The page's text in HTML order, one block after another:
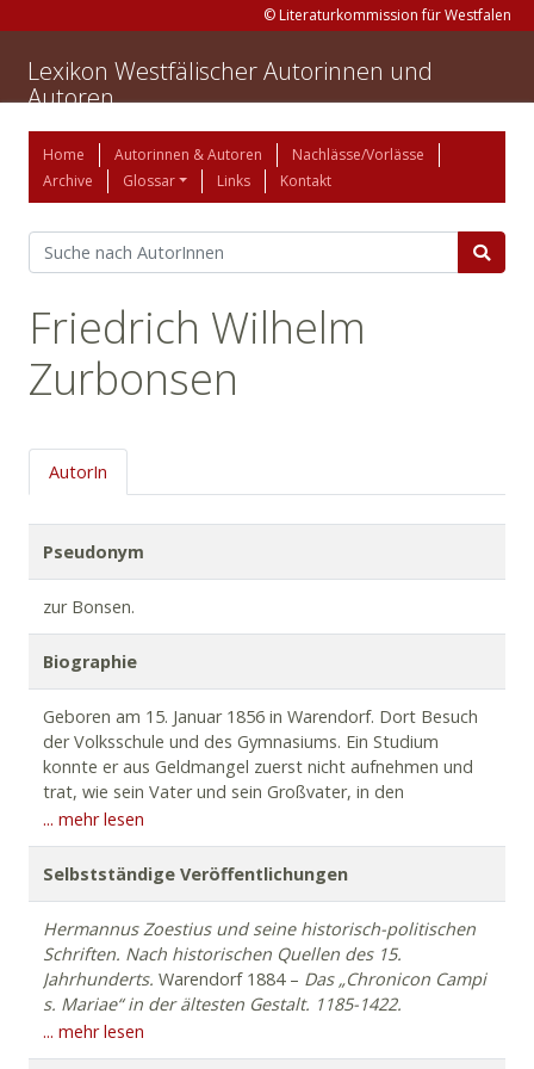
© Literaturkommission für Westfalen
Lexikon Westfälischer Autorinnen und
Autoren
Home Autorinnen & Autoren
Nachlässe/Vorlässe
Archive
Glossar Links Kontakt
Friedrich Wilhelm
Zurbonsen
AutorIn
Pseudonym
zur Bonsen.
Biographie
Geboren am 15. Januar 1856 in Warendorf. Dort Besuch
der Volksschule und des Gymnasiums. Ein Studium
konnte er aus Geldmangel zuerst nicht aufnehmen und
trat, wie sein Vater und sein Großvater, in den
Postdienst ein. Nach Ableistung des Wehrdienstes 1879
Beginn des Studiums der Geschichte sowie der
deutschen Sprache und Literatur an der Münsterschen
Akademie. Bereits nach 5 Semestern legte er eine
Dissertation vor (
Der westfälische Städtebund von 1253
bis zum Territorialfrieden von 1298). 1881 Dr. phil.,
Staatsexamen und gymnasiale Lehrbefugnis. Er
unterrichtete u. a. in Arnsberg und in
Neustadt/Westpreußen, bevor er nach Westfalen
zurückkehrte. Von 1894 bis zu seiner Pensionierung 1921
... mehr lesen
Selbstständige Veröffentlichungen
Hermannus Zoestius und seine historisch-politischen
Schriften. Nach historischen Quellen des 15.
Jahrhunderts. Warendorf 1884 – Das „Chronicon Campi
s. Mariae“ in der ältesten Gestalt. 1185-1422.
Paderborn: Schöningh 1884 –
Reich (1212).Arnsberg: Becker 1886 –Herder und die
... mehr lesen